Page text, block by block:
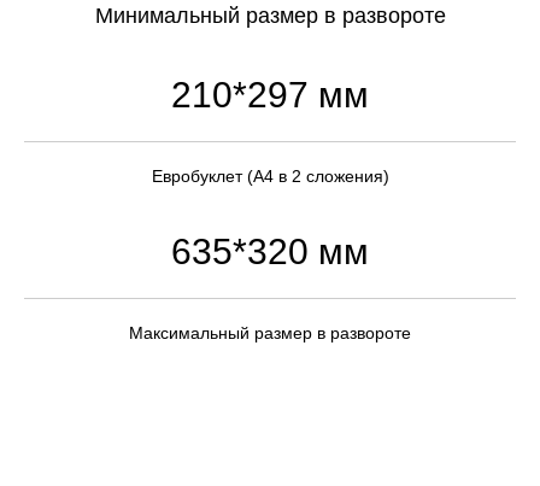
Минимальный размер в развороте
210*297 мм
Евробуклет (А4 в 2 сложения)
635*320 мм
Максимальный размер в развороте